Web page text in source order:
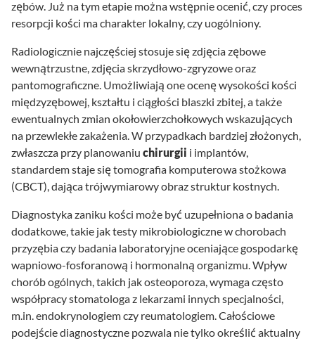
zębów. Już na tym etapie można wstępnie ocenić, czy proces
resorpcji kości ma charakter lokalny, czy uogólniony.
Radiologicznie najczęściej stosuje się zdjęcia zębowe
wewnątrzustne, zdjęcia skrzydłowo-zgryzowe oraz
pantomograficzne. Umożliwiają one ocenę wysokości kości
międzyzębowej, kształtu i ciągłości blaszki zbitej, a także
ewentualnych zmian okołowierzchołkowych wskazujących
na przewlekłe zakażenia. W przypadkach bardziej złożonych,
zwłaszcza przy planowaniu chirurgii i implantów,
standardem staje się tomografia komputerowa stożkowa
(CBCT), dająca trójwymiarowy obraz struktur kostnych.
Diagnostyka zaniku kości może być uzupełniona o badania
dodatkowe, takie jak testy mikrobiologiczne w chorobach
przyzębia czy badania laboratoryjne oceniające gospodarkę
wapniowo-fosforanową i hormonalną organizmu. Wpływ
chorób ogólnych, takich jak osteoporoza, wymaga często
współpracy stomatologa z lekarzami innych specjalności,
m.in. endokrynologiem czy reumatologiem. Całościowe
podejście diagnostyczne pozwala nie tylko określić aktualny